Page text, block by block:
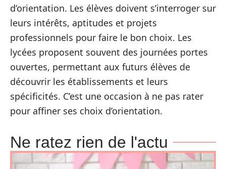
d’orientation. Les élèves doivent s’interroger sur
leurs intérêts, aptitudes et projets
professionnels pour faire le bon choix. Les
lycées proposent souvent des journées portes
ouvertes, permettant aux futurs élèves de
découvrir les établissements et leurs
spécificités. C’est une occasion à ne pas rater
pour affiner ses choix d’orientation.
Ne ratez rien de l'actu